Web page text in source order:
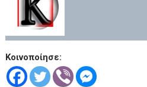
Κοινοποίησε: